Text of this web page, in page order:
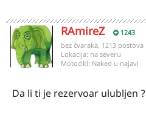
RAmireZ 1243
bez čvaraka, 1213 postova
Lokacija: na severu
Motocikl: Naked u najavi
Da li ti je rezervoar ulubljen ?